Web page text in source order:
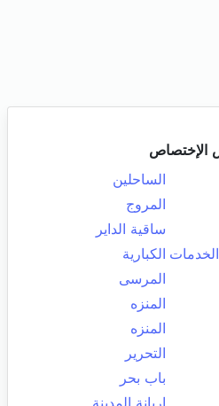
الساحلين
المروج
ساقية الداير
الكبارية
المرسى
المنزه
المنزه
التحرير
باب بحر